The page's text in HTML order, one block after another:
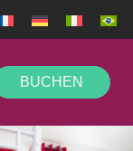
BUCHEN